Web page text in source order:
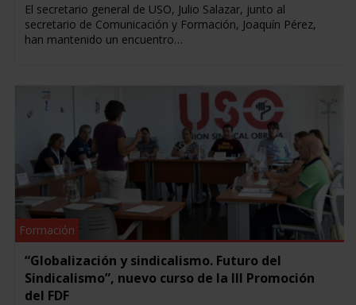
El secretario general de USO, Julio Salazar, junto al
secretario de Comunicación y Formación, Joaquín Pérez,
han mantenido un encuentro…
Formación
“Globalización y sindicalismo. Futuro del
Sindicalismo”, nuevo curso de la III Promoción
del FDF